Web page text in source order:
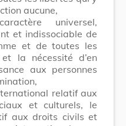
aucune,
universel,
et indissociable de
et de toutes les
la nécessité d’en
aux personnes
relatif aux
et culturels, le
aux droits civils et